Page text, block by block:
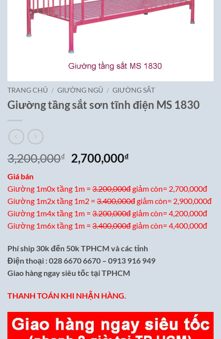
TRANG CHỦ / GIƯỜNG NGỦ / GIƯỜNG SẮT
Giường tầng sắt sơn tĩnh điện MS 1830
3,200,000₫
Giá
gốc
3,200,000₫.
2,700,000₫Giá
là:
2,700,000₫.
Giá bán
Giường 1m0x tầng 1m = 3.200,000đgiảm còn= 2,700,000đ
Giường 1m2x tầng 1m2 = 3.400,000đgiảm còn= 2,900,000đ
Giường 1m4x tầng 1m = 3.200,000đgiảm còn= 4,200,000đ
Giường 1m6x tầng 1m = 3.400,000đgiảm còn= 4,400,000đ
Phí ship 30k đến 50k TPHCM và các tỉnh
Điện thoại : 028 6670 6670 – 0913 916 949
Giao hàng ngay siêu tốc tại TPHCM
THANH TOÁN KHI NHẬN HÀNG.